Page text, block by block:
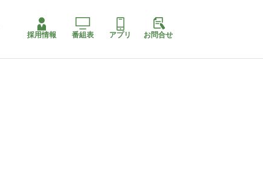
採用情報 番組表 アプリ お問合せ